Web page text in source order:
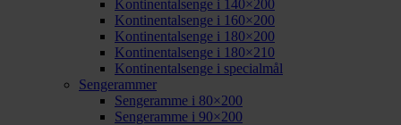
Kontinentalsenge i 140×200
Kontinentalsenge i 160×200
Kontinentalsenge i 180×200
Kontinentalsenge i 180×210
Kontinentalsenge i specialmål
Sengerammer
Sengeramme i 80×200
Sengeramme i 90×200